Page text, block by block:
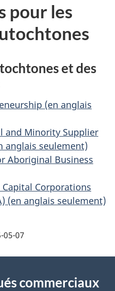
pour les
et des
(en anglais
and Minority Supplier
anglais seulement)
Aboriginal Business
Corporations
(en anglais seulement)
05-07
commerciaux